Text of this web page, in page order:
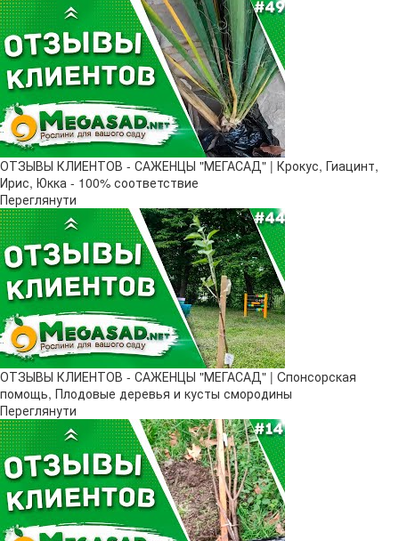
ОТЗЫВЫ КЛИЕНТОВ - САЖЕНЦЫ "МЕГАСАД" | Крокус, Гиацинт,
Ирис, Юкка - 100% соответствие
Переглянути
ОТЗЫВЫ КЛИЕНТОВ - САЖЕНЦЫ "МЕГАСАД" | Cпонсорская
помощь, Плодовые деревья и кусты смородины
Переглянути